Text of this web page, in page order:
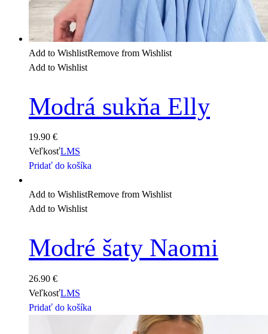
Add to WishlistRemove from Wishlist
Add to Wishlist
Modrá sukňa Elly
19.90 €
VeľkosťLMS
Pridať do košíka
Add to WishlistRemove from Wishlist
Add to Wishlist
Modré šaty Naomi
26.90 €
VeľkosťLMS
Pridať do košíka